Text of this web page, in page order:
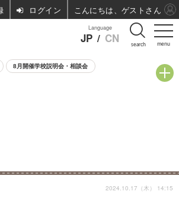
menu
Language
JP / CN search
8月開催学校説明会・相談会
2024.10.17（木） 14:15
ログイン こんにちは、ゲストさん